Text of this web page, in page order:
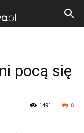
pocą się
0
1491